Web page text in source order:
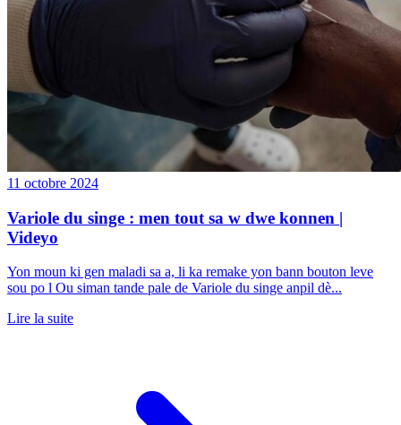
11 octobre 2024
Variole du singe : men tout sa w dwe konnen |
Videyo
Yon moun ki gen maladi sa a, li ka remake yon bann bouton leve
sou po l Ou siman tande pale de Variole du singe anpil dè...
Lire la suite